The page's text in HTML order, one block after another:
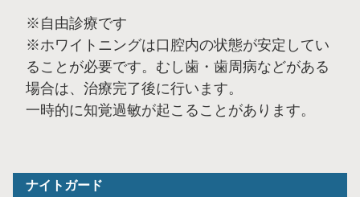
※自由診療です
※ホワイトニングは口腔内の状態が安定してい
ることが必要です。むし歯・歯周病などがある
場合は、治療完了後に行います。
一時的に知覚過敏が起こることがあります。
ナイトガード